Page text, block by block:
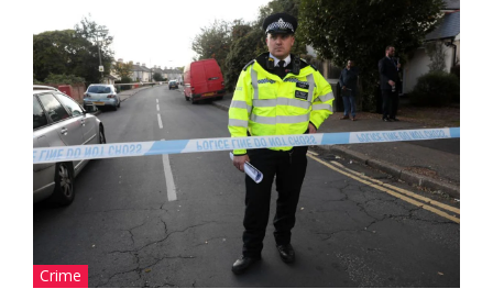
Crime